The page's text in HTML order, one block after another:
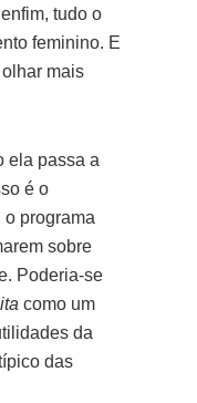
tudo o
feminino. E
mais
ela passa a
é o
programa
sobre
Poderia-se
como um
da
das